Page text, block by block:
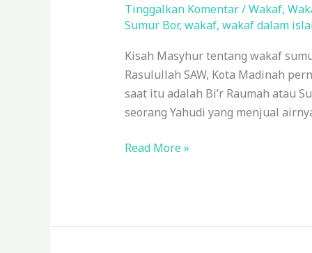
Tinggalkan Komentar/Wakaf,
Sumur Bor, wakaf, wakaf dalam
Kisah Masyhur tentang wakaf
Rasulullah SAW, Kota Madinah
saat itu adalah Bi’r Raumah atau
seorang Yahudi yang menjual
Read More »